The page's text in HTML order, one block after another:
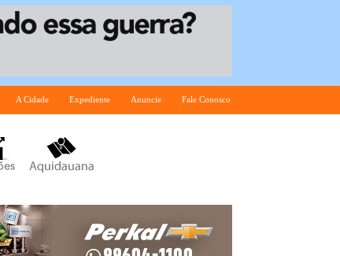
A Cidade Expediente Anuncie Fale Conosco